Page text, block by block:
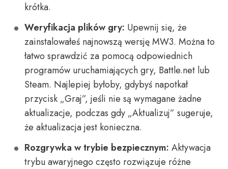
krótka.
Weryfikacja plików gry: Upewnij się, że
zainstalowałeś najnowszą wersję MW3. Można to
łatwo sprawdzić za pomocą odpowiednich
programów uruchamiających gry, Battle.net lub
Steam. Najlepiej byłoby, gdybyś napotkał
przycisk „Graj”, jeśli nie są wymagane żadne
aktualizacje, podczas gdy „Aktualizuj” sugeruje,
że aktualizacja jest konieczna.
Rozgrywka w trybie bezpiecznym: Aktywacja
trybu awaryjnego często rozwiązuje różne